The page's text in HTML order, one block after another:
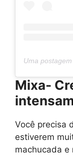
Mixa-
Você precisa
estiverem
machucada e